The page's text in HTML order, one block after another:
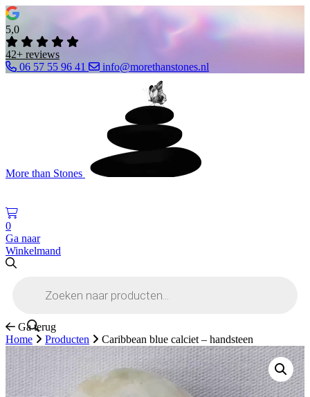
5,0
42+ reviews
06 57 55 96 41
info@morethanstones.nl
More than Stones
0
Ga naar
Winkelmand
Ga terug
Home
Producten Caribbean blue calciet – handsteen